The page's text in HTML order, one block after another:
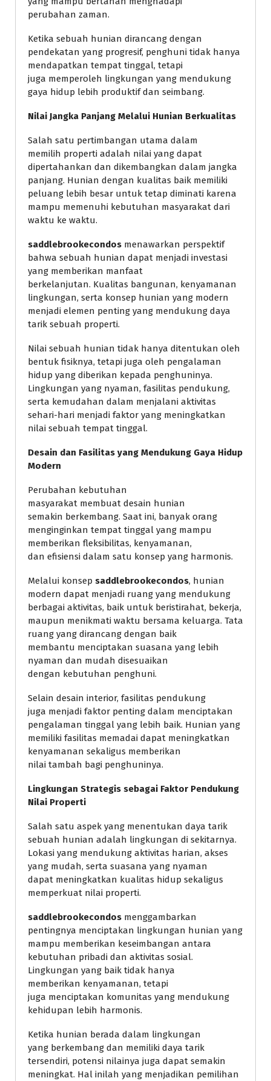
perubahan zaman.
Ketika sebuah hunian dirancang dengan
pendekatan yang progresif, penghuni tidak hanya
mendapatkan tempat tinggal, tetapi
juga memperoleh lingkungan yang mendukung
gaya hidup lebih produktif dan seimbang.
Nilai Jangka Panjang Melalui Hunian Berkualitas
Salah satu pertimbangan utama dalam
memilih properti adalah nilai yang dapat
dipertahankan dan dikembangkan dalam jangka
panjang. Hunian dengan kualitas baik memiliki
peluang lebih besar untuk tetap diminati karena
mampu memenuhi kebutuhan masyarakat dari
waktu ke waktu.
saddlebrookecondos menawarkan perspektif
bahwa sebuah hunian dapat menjadi investasi
yang memberikan manfaat
berkelanjutan. Kualitas bangunan, kenyamanan
lingkungan, serta konsep hunian yang modern
menjadi elemen penting yang mendukung daya
tarik sebuah properti.
Nilai sebuah hunian tidak hanya ditentukan oleh
bentuk fisiknya, tetapi juga oleh pengalaman
hidup yang diberikan kepada penghuninya.
Lingkungan yang nyaman, fasilitas pendukung,
serta kemudahan dalam menjalani aktivitas
sehari-hari menjadi faktor yang meningkatkan
nilai sebuah tempat tinggal.
Desain dan Fasilitas yang Mendukung Gaya Hidup
Modern
Perubahan kebutuhan
masyarakat membuat desain hunian
semakin berkembang. Saat ini, banyak orang
menginginkan tempat tinggal yang mampu
memberikan fleksibilitas, kenyamanan,
dan efisiensi dalam satu konsep yang harmonis.
Melalui konsep saddlebrookecondos, hunian
modern dapat menjadi ruang yang mendukung
berbagai aktivitas, baik untuk beristirahat, bekerja,
maupun menikmati waktu bersama keluarga. Tata
ruang yang dirancang dengan baik
membantu menciptakan suasana yang lebih
nyaman dan mudah disesuaikan
dengan kebutuhan penghuni.
Selain desain interior, fasilitas pendukung
juga menjadi faktor penting dalam menciptakan
pengalaman tinggal yang lebih baik. Hunian yang
memiliki fasilitas memadai dapat meningkatkan
kenyamanan sekaligus memberikan
nilai tambah bagi penghuninya.
Lingkungan Strategis sebagai Faktor Pendukung
Nilai Properti
Salah satu aspek yang menentukan daya tarik
sebuah hunian adalah lingkungan di sekitarnya.
Lokasi yang mendukung aktivitas harian, akses
yang mudah, serta suasana yang nyaman
dapat meningkatkan kualitas hidup sekaligus
memperkuat nilai properti.
saddlebrookecondos menggambarkan
pentingnya menciptakan lingkungan hunian yang
mampu memberikan keseimbangan antara
kebutuhan pribadi dan aktivitas sosial.
Lingkungan yang baik tidak hanya
memberikan kenyamanan, tetapi
juga menciptakan komunitas yang mendukung
kehidupan lebih harmonis.
Ketika hunian berada dalam lingkungan
yang berkembang dan memiliki daya tarik
tersendiri, potensi nilainya juga dapat semakin
meningkat. Hal inilah yang menjadikan pemilihan